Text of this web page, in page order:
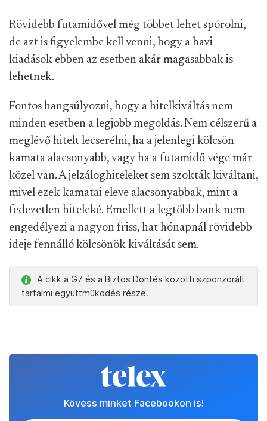
Rövidebb futamidővel még többet lehet spórolni,
de azt is figyelembe kell venni, hogy a havi
kiadások ebben az esetben akár magasabbak is
lehetnek.
Fontos hangsúlyozni, hogy a hitelkiváltás nem
minden esetben a legjobb megoldás. Nem célszerű a
meglévő hitelt lecserélni, ha a jelenlegi kölcsön
kamata alacsonyabb, vagy ha a futamidő vége már
közel van. A jelzáloghiteleket sem szokták kiváltani,
mivel ezek kamatai eleve alacsonyabbak, mint a
fedezetlen hiteleké. Emellett a legtöbb bank nem
engedélyezi a nagyon friss, hat hónapnál rövidebb
ideje fennálló kölcsönök kiváltását sem.
A cikk a G7 és a Biztos Döntés közötti szponzorált
tartalmi együttműködés része.
Kövess minket Facebookon is!